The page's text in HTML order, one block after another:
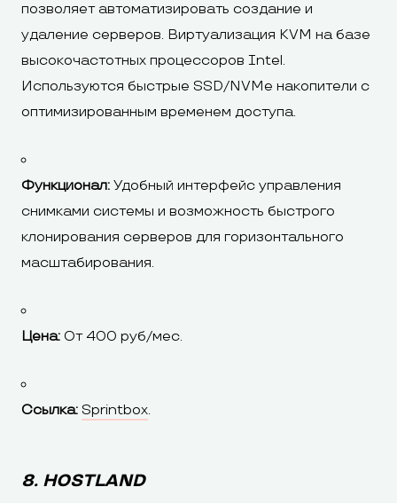
позволяет автоматизировать создание и
удаление серверов. Виртуализация KVM на базе
высокочастотных процессоров Intel.
Используются быстрые SSD/NVMe накопители с
оптимизированным временем доступа.
Функционал: Удобный интерфейс управления
снимками системы и возможность быстрого
клонирования серверов для горизонтального
масштабирования.
Цена: От 400 руб/мес.
Ссылка: Sprintbox.
8. HOSTLAND